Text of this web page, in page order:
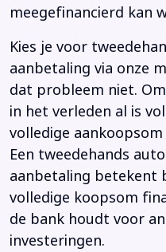
meegefinancierd kan
Kies je voor
aanbetaling via onze
dat probleem niet.
in het verleden al is
volledige
Een tweedehands
aanbetaling betekent
volledige koopsom
de bank houdt voor
investeringen.